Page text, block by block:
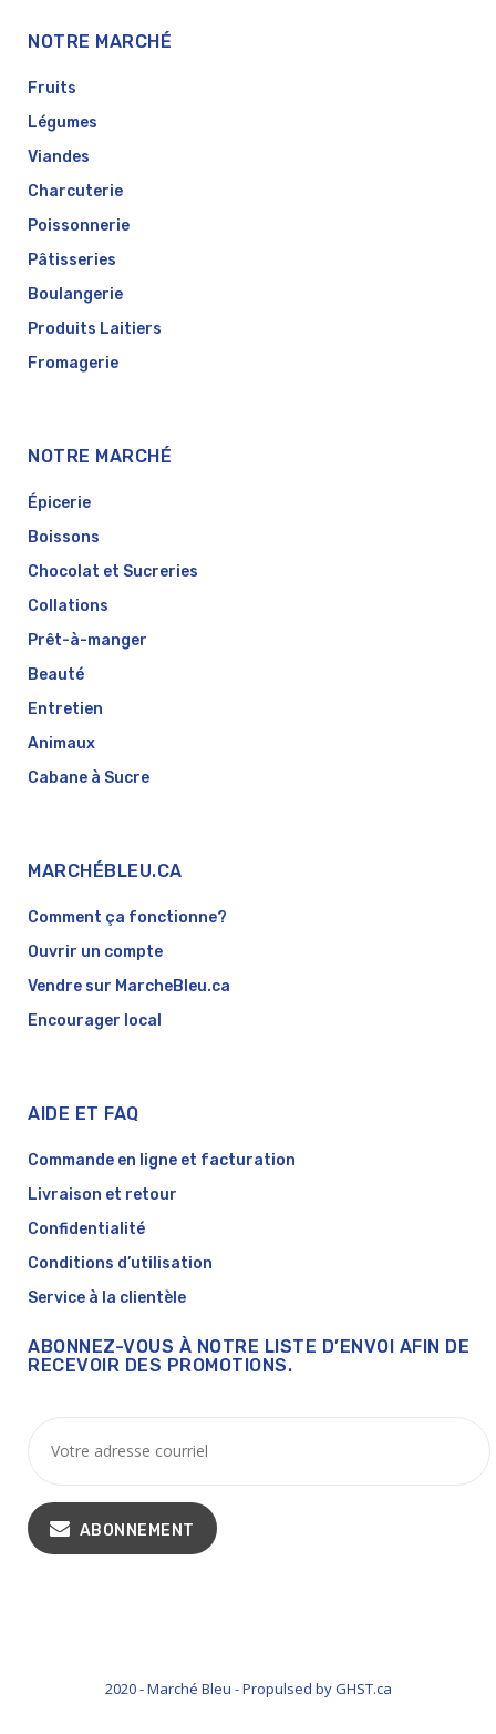
NOTRE MARCHÉ
Fruits
Légumes
Viandes
Charcuterie
Poissonnerie
Pâtisseries
Boulangerie
Produits Laitiers
Fromagerie
NOTRE MARCHÉ
Épicerie
Boissons
Chocolat et Sucreries
Collations
Prêt-à-manger
Beauté
Entretien
Animaux
Cabane à Sucre
MARCHÉBLEU.CA
Comment ça fonctionne?
Ouvrir un compte
Vendre sur MarcheBleu.ca
Encourager local
AIDE ET FAQ
Commande en ligne et facturation
Livraison et retour
Confidentialité
Conditions d’utilisation
Service à la clientèle
ABONNEZ-VOUS À NOTRE LISTE D’ENVOI AFIN DE
RECEVOIR DES PROMOTIONS.
ABONNEMENT
2020 - Marché Bleu - Propulsed by GHST.ca